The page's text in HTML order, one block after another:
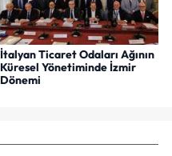
İtalyan Ticaret Odaları Ağının
Küresel Yönetiminde İzmir
Dönemi